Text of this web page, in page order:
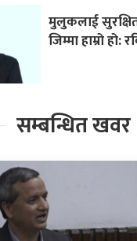
मुलुकलाई
जिम्मा हाम्रो हो:
सम्बन्धित खवर